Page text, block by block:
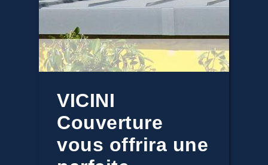
VICINI
Couverture
vous offrira une